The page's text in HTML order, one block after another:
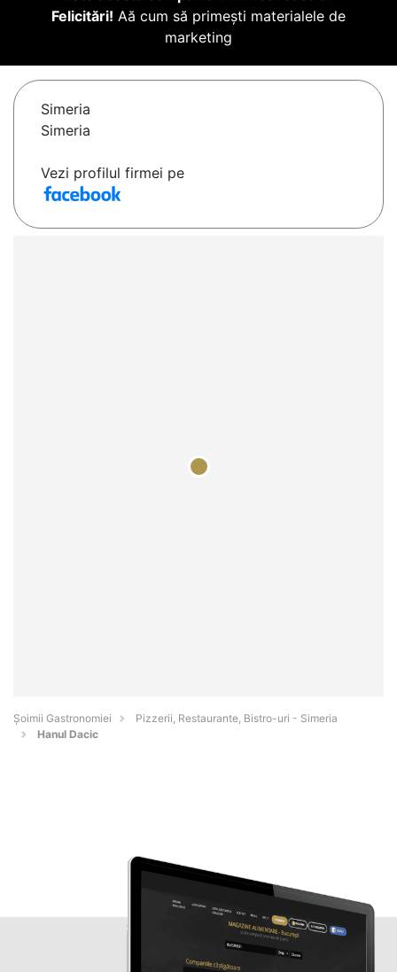
Felicitări! Aă cum să primești materialele de
marketing
Simeria
Simeria
Vezi profilul firmei pe
Șoimii Gastronomiei
Pizzerii, Restaurante, Bistro-uri - Simeria
Hanul Dacic